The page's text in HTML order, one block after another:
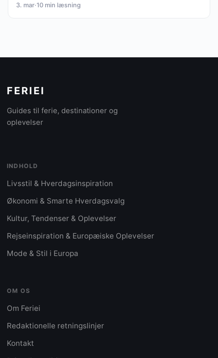
3. mar·10 min læsning
FERIEI
Guides til ferie, destinationer og
oplevelser
INDHOLD
Livsstil & Hverdagsinspiration
Økonomi & Smarte Hverdagsvalg
Kultur, Tendenser & Oplevelser
Rejseinspiration & Europæiske Oplevelser
Mode & Stil i Europa
OM OS
Om Feriei
Redaktionelle retningslinjer
Kontakt